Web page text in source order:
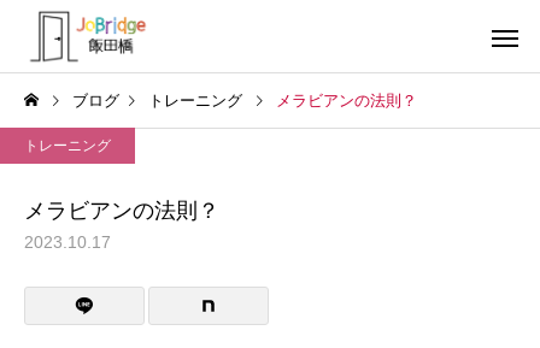
ブログ トレーニング メラビアンの法則？
トレーニング
メラビアンの法則？
2023.10.17